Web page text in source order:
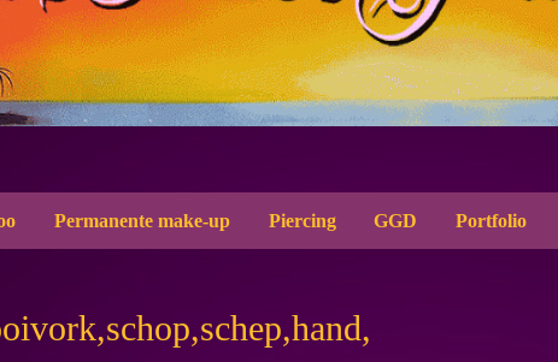
Permanente make-up Piercing GGD Portfolio